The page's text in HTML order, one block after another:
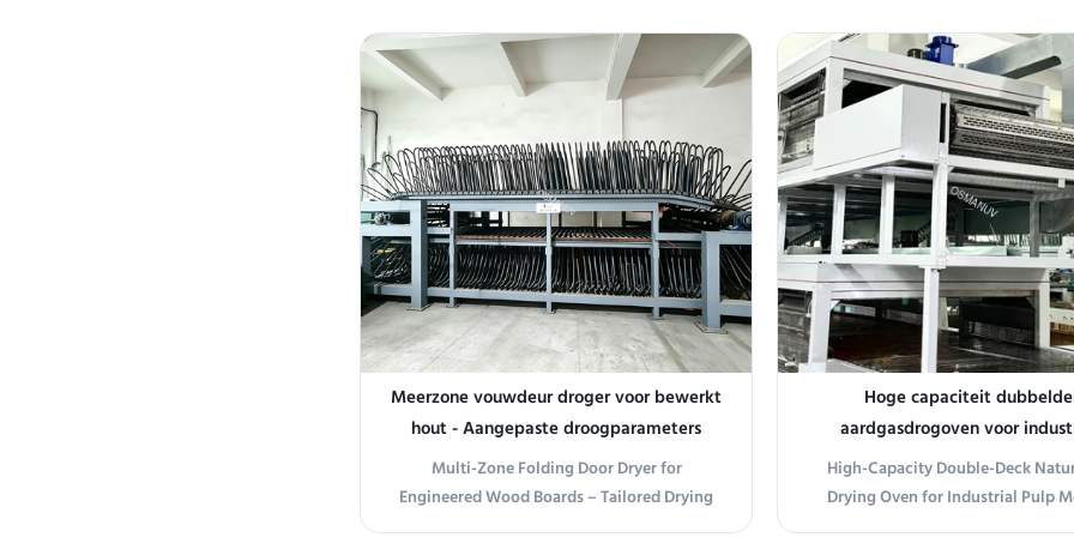
engineered for continuous, high-volume
drying of coated and laminated panels.
Utilizing a patented z-fold (accordion-style)
conveyor system, it ...
high-efficiency drying of furniture
and pulp molding. This advanced
features customizable
meet ...
Meerzone vouwdeur droger voor bewerkt
hout - Aangepaste droogparameters
Multi-Zone Folding Door Dryer for
Engineered Wood Boards – Tailored Drying
Parameters Production Line Composition
Hoge capaciteit
aardgasdrogoven voor
pulpvorming
High-Capacity Double-Deck
Drying Oven for Industrial Pulp
Production Line Composition